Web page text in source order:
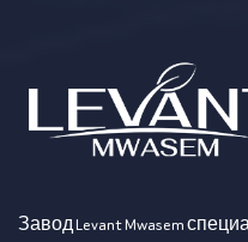
Завод Levant Mwasem